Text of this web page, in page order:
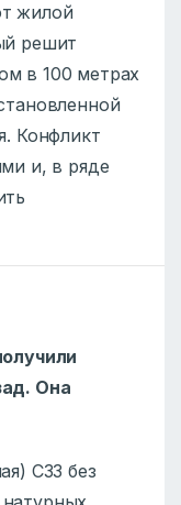
жилой
решит
в 100 метрах
Конфликт
и, в ряде
Она
СЗЗ без